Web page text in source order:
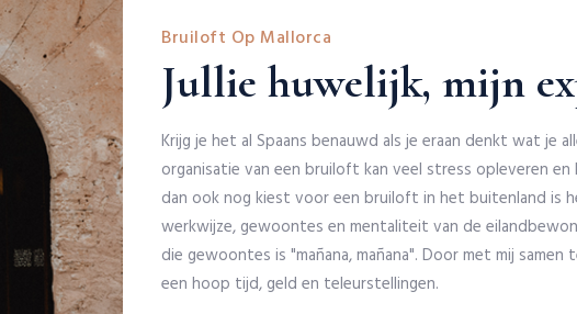
Bruiloft Op Mallorca
Jullie huwelijk, mijn
Krijg je het al Spaans benauwd als je eraan denkt wat je
organisatie van een bruiloft kan veel stress opleveren
dan ook nog kiest voor een bruiloft in het buitenland is
werkwijze, gewoontes en mentaliteit van de
die gewoontes is "mañana, mañana". Door met mij samen
een hoop tijd, geld en teleurstellingen.